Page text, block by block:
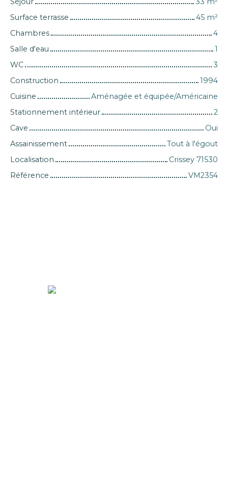
Surface terrasse
45 m²
Chambres
4
Salle d'eau
1
WC
3
Construction
1994
Cuisine
Aménagée et équipée/Américaine
Stationnement intérieur
2
Cave
Oui
Assainissement
Tout à l'égout
Localisation
Crissey 71530
Référence
VM2354